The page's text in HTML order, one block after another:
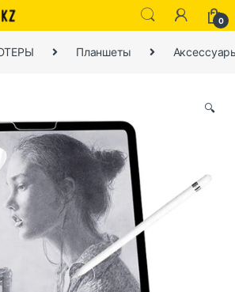
0
Планшеты
🔍